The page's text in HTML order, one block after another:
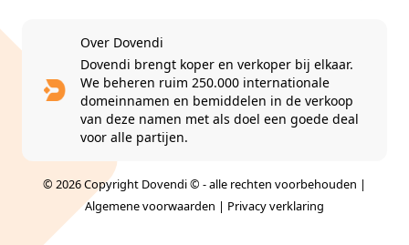
Over Dovendi
Dovendi brengt koper en verkoper bij elkaar.
We beheren ruim 250.000 internationale
domeinnamen en bemiddelen in de verkoop
van deze namen met als doel een goede deal
voor alle partijen.
© 2026 Copyright Dovendi © - alle rechten voorbehouden |
Algemene voorwaarden | Privacy verklaring